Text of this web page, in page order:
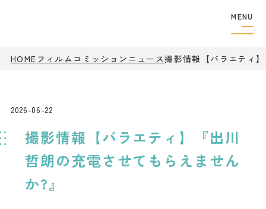
MENU
HOME フィルムコミッション ニュース撮影情報【バラエティ
撮影情報【バラエティ】『出川
哲朗の充電させてもらえません
か?』
2026-06-22
フィルムコミッショ
ロケ地巡り
アクセス